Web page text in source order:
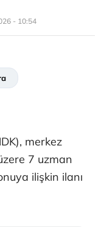
- 10:54
merkez
7 uzman
ilişkin ilanı